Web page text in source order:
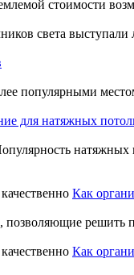
света
популярными
для натяжных
натяжных
Как
решить
Как